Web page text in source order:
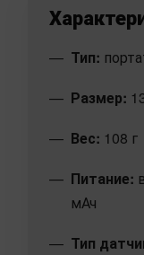
Тип:
Размер:
Вес: 108 г
Питание:
мАч
Тип